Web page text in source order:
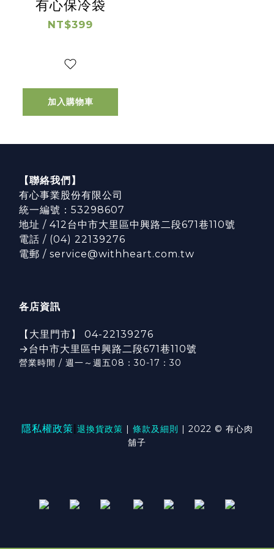
有心保冷袋
NT$399
加入購物車
【聯絡我們】
有心事業股份有限公司
統一編號：53298607
地址 / 412台中市大里區中興路二段671巷110號
電話 / (04) 22139276
電郵 / service@withheart.com.tw
各店資訊
【大里門市】 04-22139276
→台中市大里區中興路二段671巷110號
營業時間 / 週一～週五08：30-17：30
隱私權政策 退換貨政策 | 條款及細則 | 2022 © 有心肉
舖子